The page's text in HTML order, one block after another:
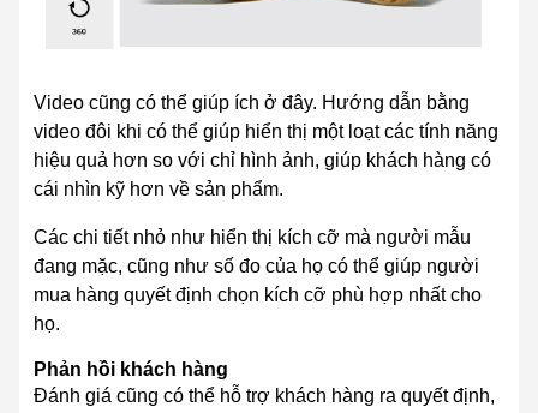
Video cũng có thể giúp ích ở đây. Hướng dẫn bằng
video đôi khi có thể giúp hiển thị một loạt các tính năng
hiệu quả hơn so với chỉ hình ảnh, giúp khách hàng có
cái nhìn kỹ hơn về sản phẩm.
Các chi tiết nhỏ như hiển thị kích cỡ mà người mẫu
đang mặc, cũng như số đo của họ có thể giúp người
mua hàng quyết định chọn kích cỡ phù hợp nhất cho
họ.
Phản hồi khách hàng
Đánh giá cũng có thể hỗ trợ khách hàng ra quyết định,